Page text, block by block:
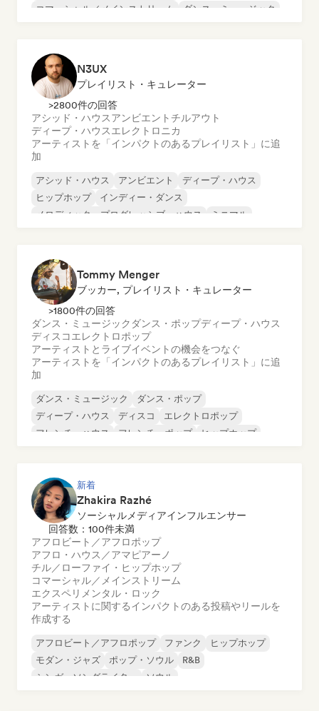
コマーシャル／メインストリーム
ダンス・ミュージック
N3UX
プレイリスト・キュレーター
>2800件の回答
アシッド・ハウスアンビエント チルアウト
ディープ・ハウスエレクトロニカ
アーティストを「インパクトのあるプレイリスト」に追
加
アシッド・ハウス アンビエント
ディープ・ハウス
ヒップホップ
インディー・ダンス
メロディック・プログレッシブ・ハウス
ミニマル
Tommy Menger
ブッカー, プレイリスト・キュレーター
>1800件の回答
ダンス・ミュージック ダンス・ポップディープ・ハウス
ディスコエレクトロポップ
アーティストとライブイベントの機会をつなぐ
アーティストを「インパクトのあるプレイリスト」に追
加
ダンス・ミュージック
ダンス・ポップ
ディープ・ハウス
ディスコ
エレクトロポップ
フレンチ・ハウス
フレンチ・ポップ ヒップホップ
新着
Zhakira Razhé
ソーシャルメディアインフルエンサー
回答数：100件未満
アフロビート／アフロポップ
アフロ・ハウス／アマピアーノ
チル／ローファイ・ヒップホップ
コマーシャル／メインストリーム
エクスペリメンタル・ロック
アーティストに関するインパクトのある投稿やリールを
作成する
アフロビート／アフロポップ ファンク
ヒップホップ
モダン・ジャズ
ポップ・ソウル
R&B
シンガーソングライター
ソウル